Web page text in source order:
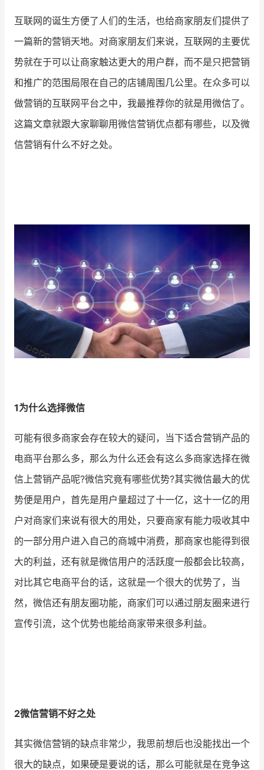
新零售资讯
培训课程
增长俱乐部
入驻有赞 认证代理商
认证服务商 设计服务商
有赞云 数据通服务
互联网的诞生方便了人们的生活，也给商家朋友们提供了
一篇新的营销天地。对商家朋友们来说，互联网的主要优
势就在于可以让商家触达更大的用户群，而不是只把营销
和推广的范围局限在自己的店铺周围几公里。在众多可以
做营销的互联网平台之中，我最推荐你的就是用微信了。
这篇文章就跟大家聊聊用微信营销优点都有哪些，以及微
信营销有什么不好之处。
1为什么选择微信
可能有很多商家会存在较大的疑问，当下适合营销产品的
电商平台那么多，那么为什么还会有这么多商家选择在微
信上营销产品呢?微信究竟有哪些优势?其实微信最大的优
势便是用户，首先是用户量超过了十一亿，这十一亿的用
户对商家们来说有很大的用处，只要商家有能力吸收其中
的一部分用户进入自己的商城中消费，那商家也能得到很
大的利益，还有就是微信用户的活跃度一般都会比较高，
对比其它电商平台的话，这就是一个很大的优势了，当
然，微信还有朋友圈功能，商家们可以通过朋友圈来进行
宣传引流，这个优势也能给商家带来很多利益。
2微信营销不好之处
其实微信营销的缺点非常少，我思前想后也没能找出一个
很大的缺点，如果硬是要说的话，那么可能就是在竞争这